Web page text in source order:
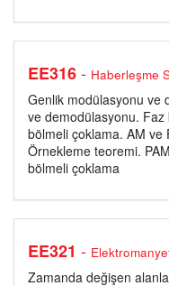
EE316- Haberleşme
Genlik modülasyonu ve
ve demodülasyonu.
bölmeli çoklama. AM ve
Örnekleme teoremi.
bölmeli çoklama
EE321 -
Zamanda değişen